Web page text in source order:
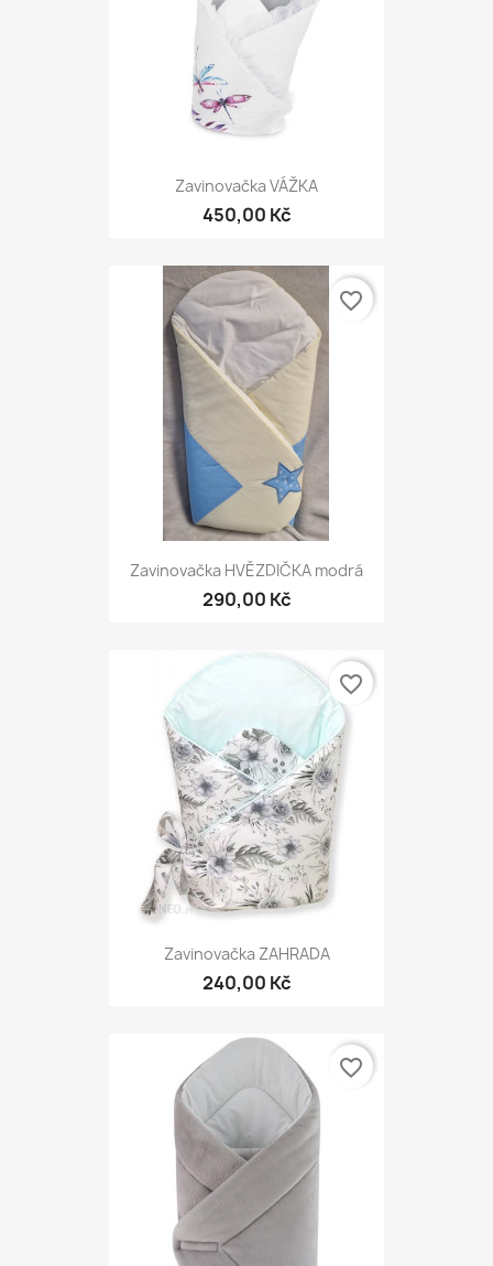
Zavinovačka VÁŽKA
450,00 Kč
Zavinovačka HVĚZDIČKA modrá
290,00 Kč
favorite_border
Zavinovačka ZAHRADA
240,00 Kč
favorite_border
favorite_border